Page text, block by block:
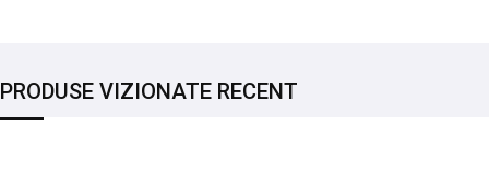
PRODUSE VIZIONATE RECENT